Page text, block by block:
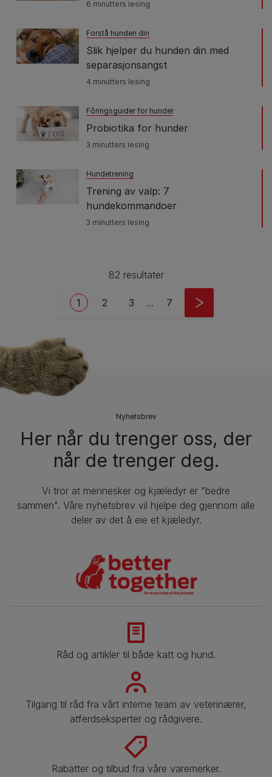
6 minutters lesing
Forstå hunden din
Slik hjelper du hunden din med
separasjonsangst
4 minutters lesing
Fôringsguider for hunder
Probiotika for hunder
3 minutters lesing
Hundetrening
Trening av valp: 7
hundekommandoer
3 minutters lesing
82 resultater
Current page
1 Side
2 Side
3 … Last page
7
Nyhetsbrev
Her når du trenger oss, der
når de trenger deg.
Vi tror at mennesker og kjæledyr er "bedre
sammen". Våre nyhetsbrev vil hjelpe deg gjennom alle
deler av det å eie et kjæledyr.
Råd og artikler til både katt og hund.
Tilgang til råd fra vårt interne team av veterinærer,
atferdseksperter og rådgivere.
Rabatter og tilbud fra våre varemerker.